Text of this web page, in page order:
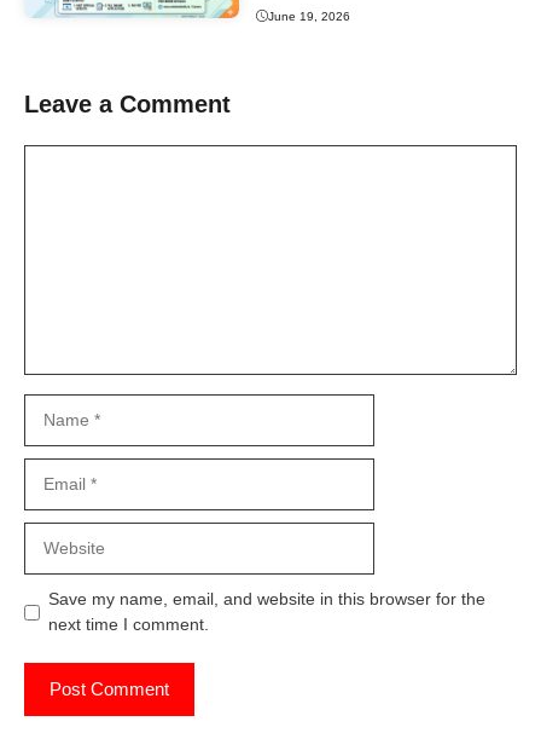
June 19, 2026
Leave a Comment
Save my name, email, and website in this browser for the
next time I comment.